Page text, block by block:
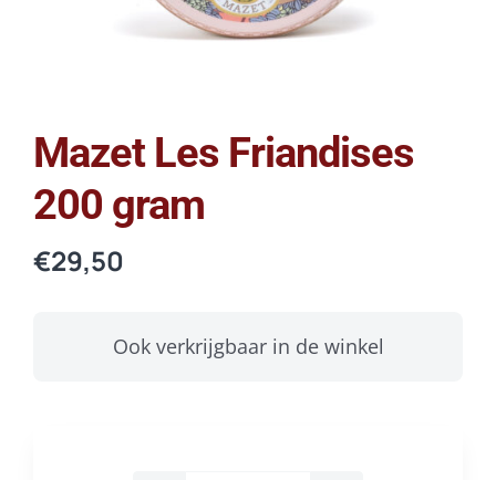
Mazet Les Friandises
200 gram
€29,50
Ook verkrijgbaar in de winkel